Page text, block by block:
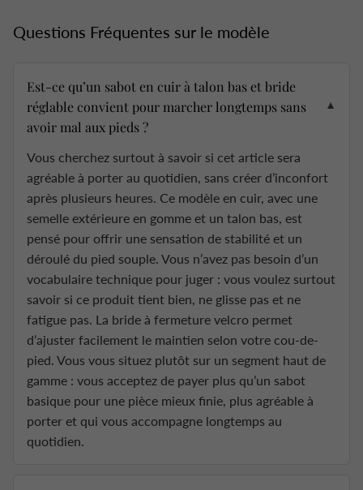
Questions Fréquentes sur le modèle
Est-ce qu’un sabot en cuir à talon bas et bride
réglable convient pour marcher longtemps sans
avoir mal aux pieds ?
▼
Vous cherchez surtout à savoir si cet article sera
agréable à porter au quotidien, sans créer d’inconfort
après plusieurs heures. Ce modèle en cuir, avec une
semelle extérieure en gomme et un talon bas, est
pensé pour offrir une sensation de stabilité et un
déroulé du pied souple. Vous n’avez pas besoin d’un
vocabulaire technique pour juger : vous voulez surtout
savoir si ce produit tient bien, ne glisse pas et ne
fatigue pas. La bride à fermeture velcro permet
d’ajuster facilement le maintien selon votre cou-de-
pied. Vous vous situez plutôt sur un segment haut de
gamme : vous acceptez de payer plus qu’un sabot
basique pour une pièce mieux finie, plus agréable à
porter et qui vous accompagne longtemps au
quotidien.